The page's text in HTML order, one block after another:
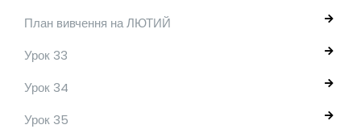
План вивчення на ЛЮТИЙ
Урок 33
Урок 34
Урок 35